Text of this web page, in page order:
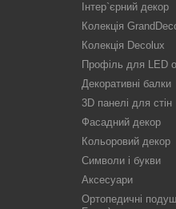
Інтер`єрний декор
Колекція
Колекція Decolux
Профіль для LED
Декоративні балки
3D панелі для стін
Фасадний декор
Кольоровий декор
Символи і букви
Аксесуари
Ортопедичні